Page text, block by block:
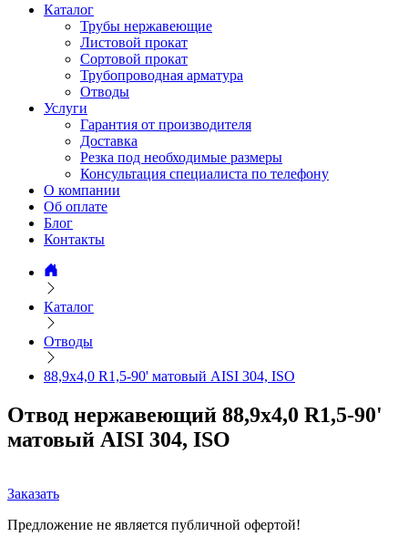
Каталог
Трубы нержавеющие
Листовой прокат
Сортовой прокат
Трубопроводная арматура
Отводы
Услуги
Гарантия от производителя
Доставка
Резка под необходимые размеры
Консультация специалиста по телефону
О компании
Об оплате
Блог
Контакты
Каталог
Отводы
88,9х4,0 R1,5-90' матовый AISI 304, ISO
Отвод нержавеющий 88,9х4,0 R1,5-90'
матовый AISI 304, ISO
Заказать
Предложение не является публичной офертой!